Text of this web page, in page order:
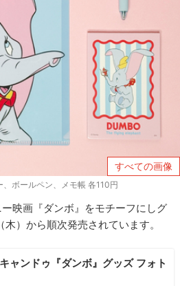
すべての画像
ボールペン、メモ帳 各110円
映画『ダンボ』をモチーフにしグ
）から順次発売されています。
キャンドゥ『ダンボ』グッズ フォト